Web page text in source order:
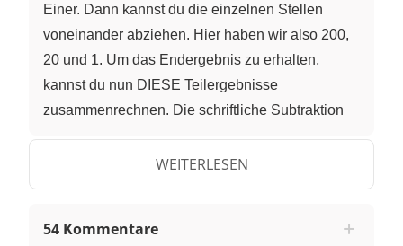
Einer. Dann kannst du die einzelnen Stellen
voneinander abziehen. Hier haben wir also 200,
20 und 1. Um das Endergebnis zu erhalten,
kannst du nun DIESE Teilergebnisse
zusammenrechnen. Die schriftliche Subtraktion
Rocky möchte berechnen, wie viele Maiskörner
sich nach einer Lieferung noch in der Kammer
jemand bei ihm 125 Maiskörnern bestellt, wie
WEITERLESEN
54 Kommentare